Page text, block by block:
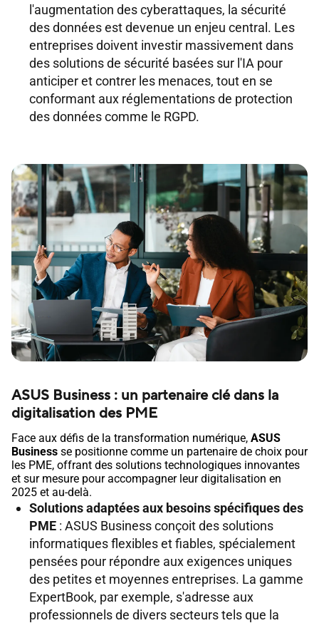
l'augmentation des cyberattaques, la sécurité
des données est devenue un enjeu central. Les
entreprises doivent investir massivement dans
des solutions de sécurité basées sur l'IA pour
anticiper et contrer les menaces, tout en se
conformant aux réglementations de protection
des données comme le RGPD.
ASUS Business : un partenaire clé dans la
digitalisation des PME
Face aux défis de la transformation numérique, ASUS
Business se positionne comme un partenaire de choix pour
les PME, offrant des solutions technologiques innovantes
et sur mesure pour accompagner leur digitalisation en
2025 et au-delà.
Solutions adaptées aux besoins spécifiques des
PME : ASUS Business conçoit des solutions
informatiques flexibles et fiables, spécialement
pensées pour répondre aux exigences uniques
des petites et moyennes entreprises. La gamme
ExpertBook, par exemple, s'adresse aux
professionnels de divers secteurs tels que la